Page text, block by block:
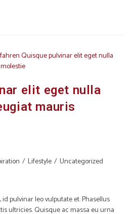
elit eget nulla
mauris
/ Lifestyle / Uncategorized
pulvinar leo vulputate et. Phasellus
ultricies. Quisque ac massa eu urna